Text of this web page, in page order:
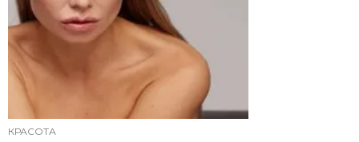
КРАСОТА